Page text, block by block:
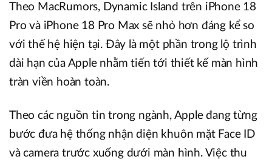
Theo MacRumors, Dynamic Island trên iPhone 18
Pro và iPhone 18 Pro Max sẽ nhỏ hơn đáng kể so
với thế hệ hiện tại. Đây là một phần trong lộ trình
dài hạn của Apple nhằm tiến tới thiết kế màn hình
tràn viền hoàn toàn.
Theo các nguồn tin trong ngành, Apple đang từng
bước đưa hệ thống nhận diện khuôn mặt Face ID
và camera trước xuống dưới màn hình. Việc thu